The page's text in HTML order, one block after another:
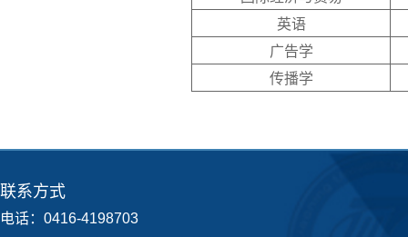
英语
广告学
传播学
联系方式
电话：0416-4198703